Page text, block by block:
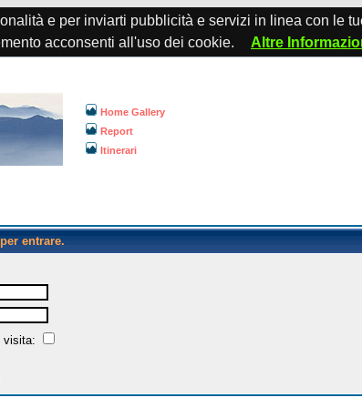
e per inviarti pubblicità e servizi in linea con le
acconsenti all'uso dei cookie.
Altre
Home Gallery
Report
Itinerari
entrare.
visita: